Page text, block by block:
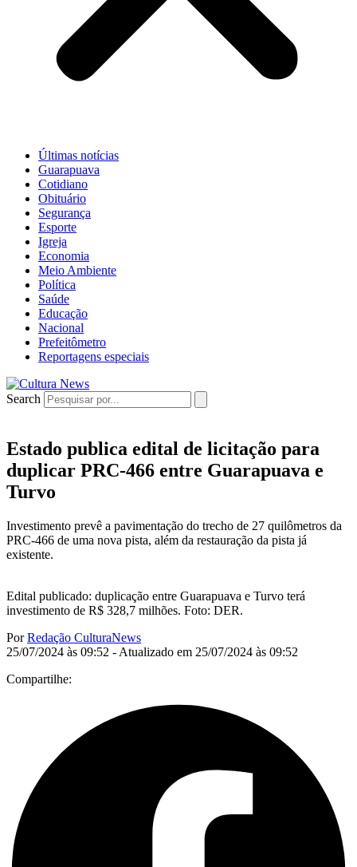
Últimas notícias
Guarapuava
Cotidiano
Obituário
Segurança
Esporte
Igreja
Economia
Meio Ambiente
Política
Saúde
Educação
Nacional
Prefeitômetro
Reportagens especiais
Search
Estado publica edital de licitação para
duplicar PRC-466 entre Guarapuava e
Turvo
Investimento prevê a pavimentação do trecho de 27 quilômetros da
PRC-466 de uma nova pista, além da restauração da pista já
existente.
Edital publicado: duplicação entre Guarapuava e Turvo terá
investimento de R$ 328,7 milhões. Foto: DER.
PorRedação CulturaNews
25/07/2024 às 09:52 - Atualizado em 25/07/2024 às 09:52
Compartilhe: